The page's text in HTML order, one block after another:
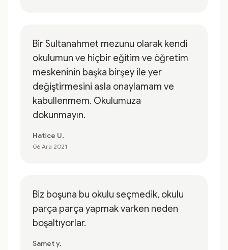
Bir Sultanahmet mezunu olarak kendi
okulumun ve hiçbir eğitim ve öğretim
meskeninin başka birşey ile yer
değiştirmesini asla onaylamam ve
kabullenmem. Okulumuza
dokunmayın.
Hatice U.
06 Ara 2021
Biz boşuna bu okulu seçmedik, okulu
parça parça yapmak varken neden
boşaltıyorlar.
Samet y.